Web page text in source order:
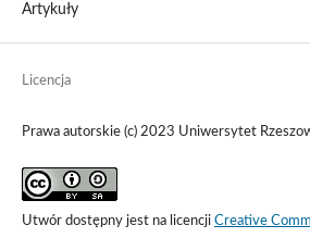
Artykuły
Licencja
Prawa autorskie (c) 2023 Uniwersytet
Utwór dostępny jest na licencji Creative